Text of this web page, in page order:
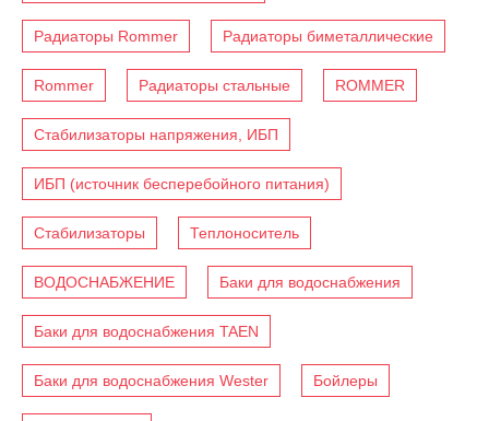
Радиаторы Rommer Радиаторы биметаллические
Rommer Радиаторы стальные ROMMER
Стабилизаторы напряжения, ИБП
ИБП (источник бесперебойного питания)
Стабилизаторы Теплоноситель
ВОДОСНАБЖЕНИЕ Баки для водоснабжения
Баки для водоснабжения TAEN
Баки для водоснабжения Wester Бойлеры